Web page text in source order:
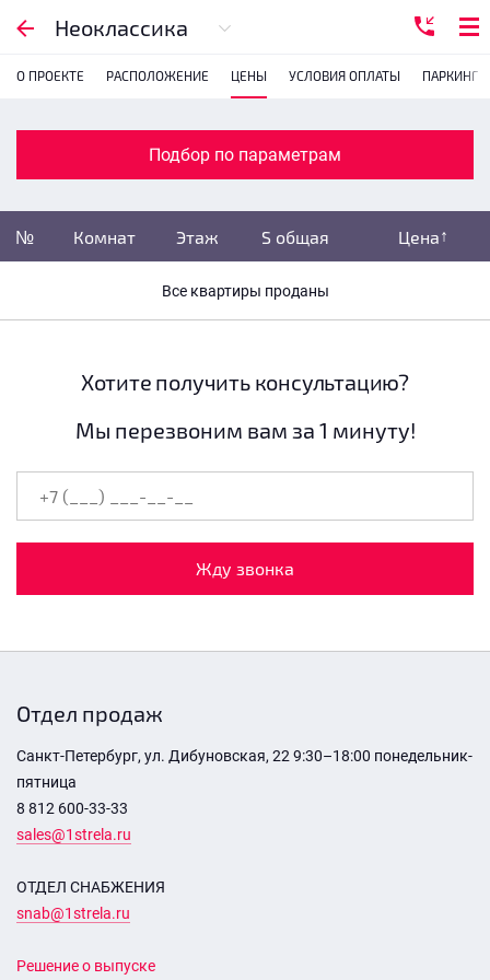
Неоклассика
О ПРОЕКТЕ РАСПОЛОЖЕНИЕ ЦЕНЫ УСЛОВИЯ ОПЛАТЫ ПАРКИНГ
Подбор по параметрам
№ Комнат Этаж S общая Цена
Все квартиры проданы
Подбор по параметрам
1
Убрать переуступки
S общая не указана
все этажи
Хотите получить консультацию?
Мы перезвоним вам за 1 минуту!
Жду звонка
Отдел продаж
Санкт-Петербург, ул. Дибуновская, 22 9:30–18:00 понедельник-
пятница
8 812 600-33-33
sales@1strela.ru
ОТДЕЛ СНАБЖЕНИЯ
snab@1strela.ru
Решение о выпуске